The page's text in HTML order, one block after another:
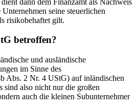
seine steuerlichen
risikobehaftet gilt.
betroffen?
und ausländische
im Sinne des
Abs. 2 Nr. 4 UStG) auf inländischen
sind also nicht nur die großen
auch die kleinen Subunternehmer